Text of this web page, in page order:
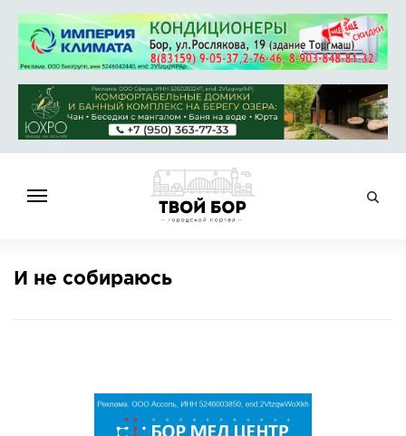
НОВОСТИ
СПРАВКА
И не собираюсь